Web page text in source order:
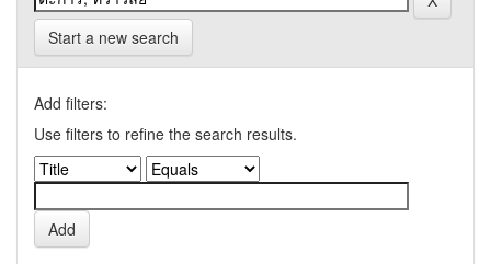
Start a new search
Add filters:
Use filters to refine the search results.